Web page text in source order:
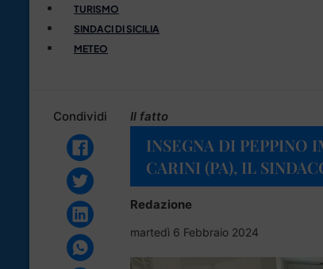
TURISMO
SINDACI DI SICILIA
METEO
Condividi Il fatto
INSEGNA DI PEPPINO
CARINI (PA), IL
Redazione
martedì 6 Febbraio 2024